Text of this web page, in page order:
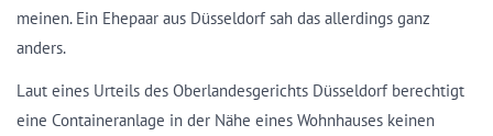
meinen. Ein Ehepaar aus Düsseldorf sah das allerdings ganz
anders.
Laut eines Urteils des Oberlandesgerichts Düsseldorf berechtigt
eine Containeranlage in der Nähe eines Wohnhauses keinen